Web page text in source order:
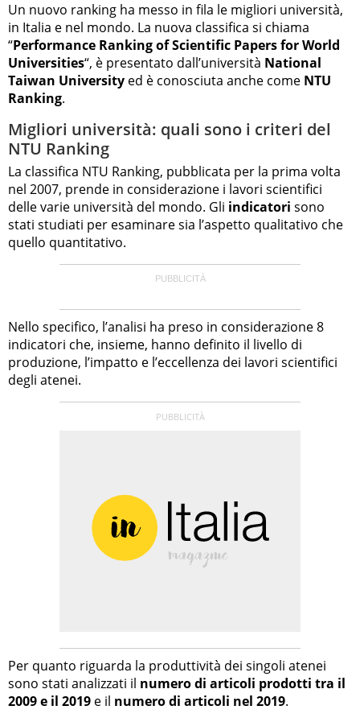
Un nuovo ranking ha messo in fila le migliori università,
in Italia e nel mondo. La nuova classifica si chiama
“Performance Ranking of Scientific Papers for World
Universities“, è presentato dall’università National
Taiwan University ed è conosciuta anche come NTU
Ranking.
Migliori università: quali sono i criteri del
NTU Ranking
La classifica NTU Ranking, pubblicata per la prima volta
nel 2007, prende in considerazione i lavori scientifici
delle varie università del mondo. Gli indicatori sono
stati studiati per esaminare sia l’aspetto qualitativo che
quello quantitativo.
Nello specifico, l’analisi ha preso in considerazione 8
indicatori che, insieme, hanno definito il livello di
produzione, l’impatto e l’eccellenza dei lavori scientifici
degli atenei.
Per quanto riguarda la produttività dei singoli atenei
sono stati analizzati il numero di articoli prodotti tra il
2009 e il 2019 e il numero di articoli nel 2019.